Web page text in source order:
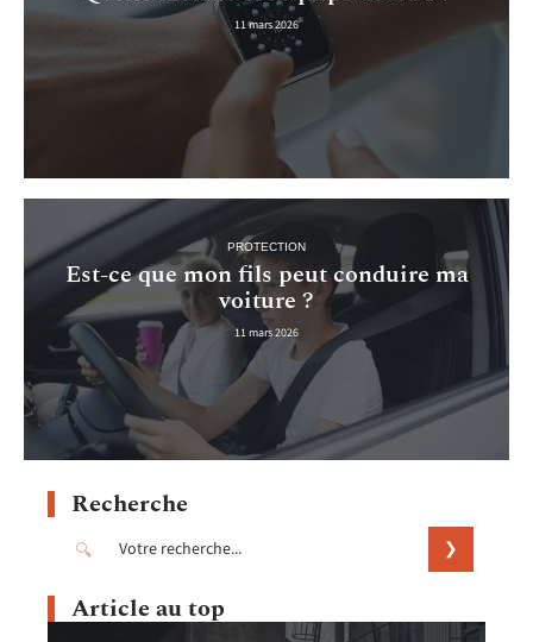
11 mars 2026
PROTECTION
Est-ce que mon fils peut conduire ma
voiture ?
11 mars 2026
Recherche
Article au top